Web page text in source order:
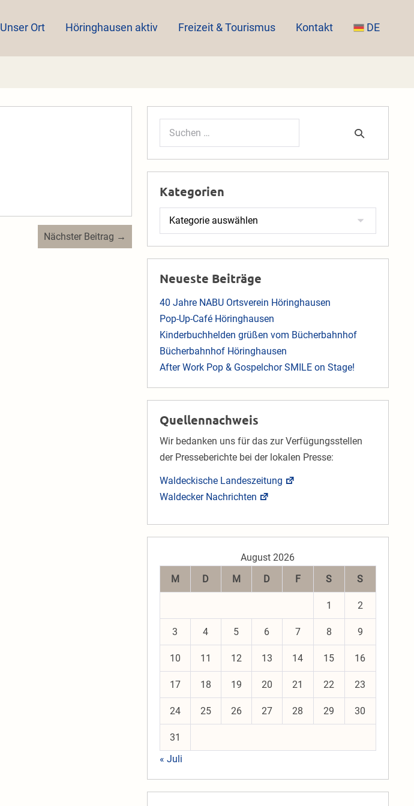
Unser Ort Höringhausen aktiv Freizeit & Tourismus Kontakt DE
Nächster Beitrag →
Suchen
Kategorien
Kategorien
Neueste Beiträge
40 Jahre NABU Ortsverein Höringhausen
Pop-Up-Café Höringhausen
Kinderbuchhelden grüßen vom Bücherbahnhof
Bücherbahnhof Höringhausen
After Work Pop & Gospelchor SMILE on Stage!
Quellennachweis
Wir bedanken uns für das zur Verfügungsstellen
der Presseberichte bei der lokalen Presse:
Waldeckische Landeszeitung
Waldecker Nachrichten
August 2026
M
D M D F S S
1 2
3 4 5 6 7 8 9
10 11 12 13 14 15 16
17 18 19 20 21 22 23
24 25 26 27 28 29 30
31
« Juli